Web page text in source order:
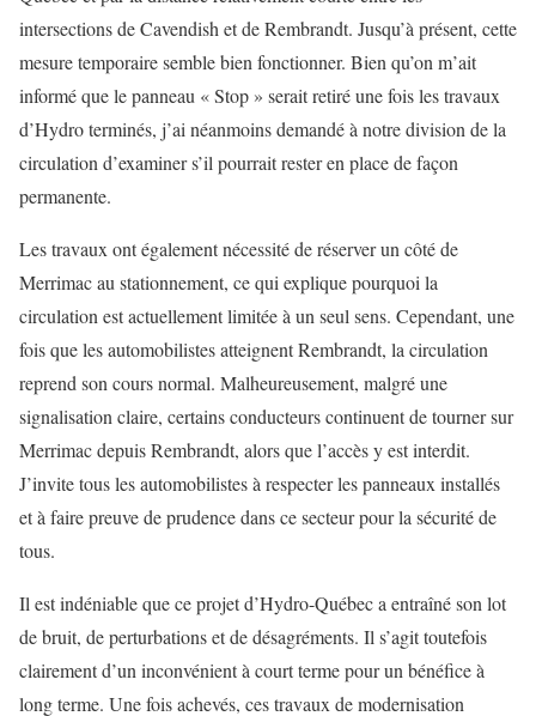
intersections de Cavendish et de Rembrandt. Jusqu’à présent, cette
mesure temporaire semble bien fonctionner. Bien qu’on m’ait
informé que le panneau « Stop » serait retiré une fois les travaux
d’Hydro terminés, j’ai néanmoins demandé à notre division de la
circulation d’examiner s’il pourrait rester en place de façon
permanente.
Les travaux ont également nécessité de réserver un côté de
Merrimac au stationnement, ce qui explique pourquoi la
circulation est actuellement limitée à un seul sens. Cependant, une
fois que les automobilistes atteignent Rembrandt, la circulation
reprend son cours normal. Malheureusement, malgré une
signalisation claire, certains conducteurs continuent de tourner sur
Merrimac depuis Rembrandt, alors que l’accès y est interdit.
J’invite tous les automobilistes à respecter les panneaux installés
et à faire preuve de prudence dans ce secteur pour la sécurité de
tous.
Il est indéniable que ce projet d’Hydro-Québec a entraîné son lot
de bruit, de perturbations et de désagréments. Il s’agit toutefois
clairement d’un inconvénient à court terme pour un bénéfice à
long terme. Une fois achevés, ces travaux de modernisation